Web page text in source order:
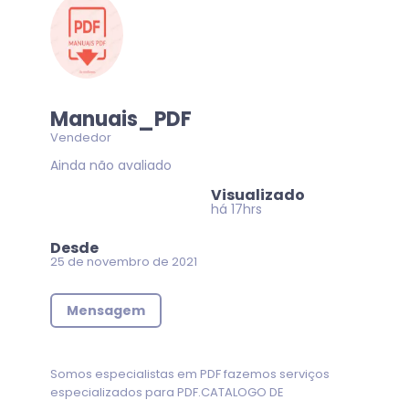
Manuais_PDF
Vendedor
Ainda não avaliado
Visualizado
há 17hrs
Desde
25 de novembro de 2021
Mensagem
Somos especialistas em PDF fazemos serviços
especializados para PDF.CATALOGO DE